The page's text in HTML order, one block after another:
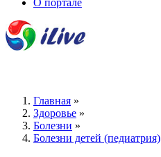
О портале
Главная »
Здоровье »
Болезни »
Болезни детей (педиатрия)